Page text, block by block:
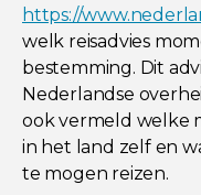
https://
welk reisadvies
bestemming. Dit
Nederlandse
ook vermeld welke
in het land zelf en
te mogen reizen.